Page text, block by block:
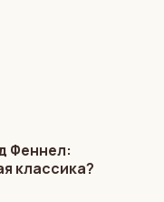
Феннел:
классика?